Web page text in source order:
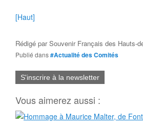
[Haut]
Rédigé parSouvenir Français des Hauts-
Publié dans#Actualité des Comités
S'inscrire à la newsletter
Vous aimerez aussi :